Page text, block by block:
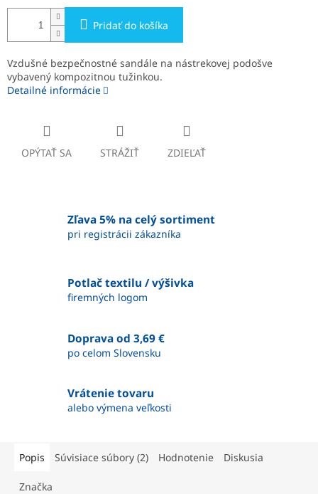
Pridať do košíka
Vzdušné bezpečnostné sandále na nástrekovej podošve
vybavený kompozitnou tužinkou.
Detailné informácie
OPÝTAŤ SA STRÁŽIŤ ZDIEĽAŤ
Zľava 5% na celý sortiment
pri registrácii zákazníka
Potlač textilu / výšivka
firemných logom
Doprava od 3,69 €
po celom Slovensku
Vrátenie tovaru
alebo výmena veľkosti
Popis Súvisiace súbory (2) Hodnotenie Diskusia
Značka